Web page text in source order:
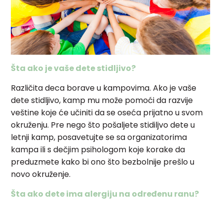
Šta ako je vaše dete stidljivo?
Različita deca borave u kampovima. Ako je vaše
dete stidljivo, kamp mu može pomoći da razvije
veštine koje će učiniti da se oseća prijatno u svom
okruženju. Pre nego što pošaljete stidiljvo dete u
letnji kamp, posavetujte se sa organizatorima
kampa ili s dečjim psihologom koje korake da
preduzmete kako bi ono što bezbolnije prešlo u
novo okruženje.
Šta ako dete ima alergiju na određenu ranu?